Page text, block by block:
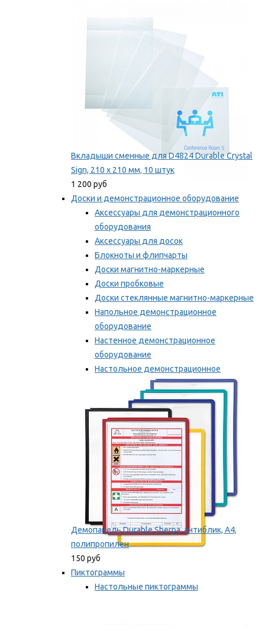
Вкладыши сменные для D4824 Durable Crystal
Sign, 210 x 210 мм, 10 штук
1 200 руб
Доски и демонстрационное оборудование
Аксессуары для демонстрационного
оборудования
Аксессуары для досок
Блокноты и флипчарты
Доски магнитно-маркерные
Доски пробковые
Доски стеклянные магнитно-маркерные
Напольное демонстрационное
оборудование
Настенное демонстрационное
оборудование
Настольное демонстрационное
оборудование
Мы рекомендуем
Демопанель Durable Sherpa, антиблик, А4,
полипропилен
150 руб
Пиктограммы
Настольные пиктограммы